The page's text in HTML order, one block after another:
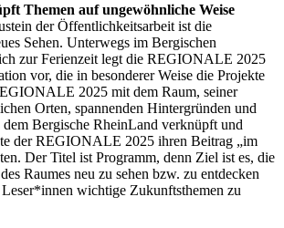
Themen auf ungewöhnliche Weise
der Öffentlichkeitsarbeit ist die
Sehen. Unterwegs im Bergischen
zur Ferienzeit legt die REGIONALE 2025
vor, die in besonderer Weise die Projekte
2025 mit dem Raum, seiner
Orten, spannenden Hintergründen und
dem Bergische RheinLand verknüpft und
der REGIONALE 2025 ihren Beitrag „im
Der Titel ist Programm, denn Ziel ist es, die
Raumes neu zu sehen bzw. zu entdecken
wichtige Zukunftsthemen zu